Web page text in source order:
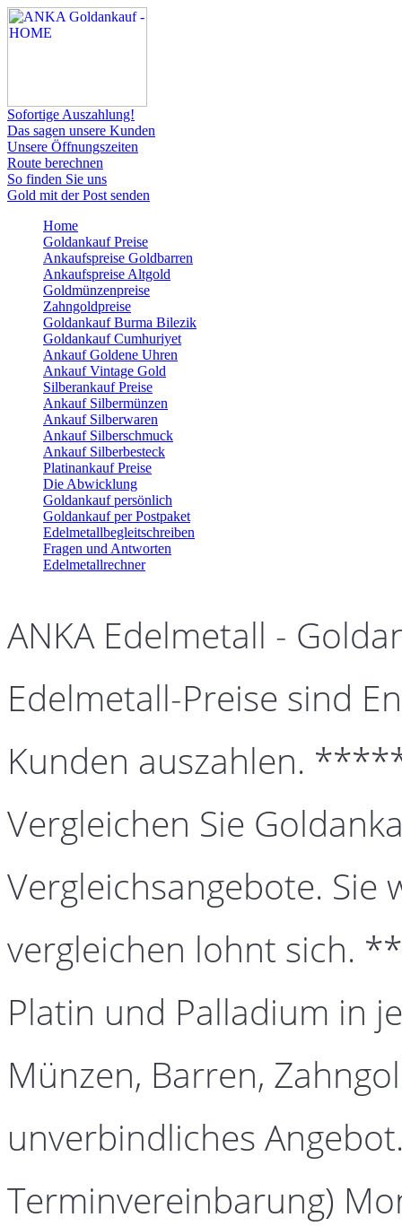
Sofortige Auszahlung!
Das sagen unsere Kunden
Unsere Öffnungszeiten
Route berechnen
So finden Sie uns
Gold mit der Post senden
Home
Goldankauf Preise
Ankaufspreise Goldbarren
Ankaufspreise Altgold
Goldmünzenpreise
Zahngoldpreise
Goldankauf Burma Bilezik
Goldankauf Cumhuriyet
Ankauf Goldene Uhren
Ankauf Vintage Gold
Silberankauf Preise
Ankauf Silbermünzen
Ankauf Silberwaren
Ankauf Silberschmuck
Ankauf Silberbesteck
Platinankauf Preise
Die Abwicklung
Goldankauf persönlich
Goldankauf per Postpaket
Edelmetallbegleitschreiben
Fragen und Antworten
Edelmetallrechner
ANKA Edelmetall -
Edelmetall-Preise sind
Kunden auszahlen.
Vergleichen Sie
Vergleichsangebote. Sie
vergleichen lohnt sich.
Platin und Palladium in
Münzen, Barren,
unverbindliches
Terminvereinbarung)